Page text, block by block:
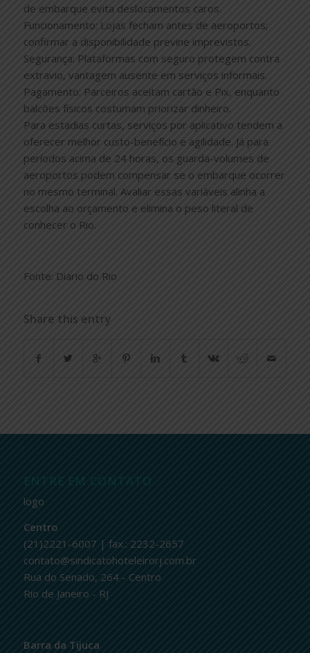
de embarque evita deslocamentos caros.
Funcionamento: Lojas fecham antes de aeroportos;
confirmar a disponibilidade previne imprevistos.
Segurança: Plataformas com seguro protegem contra
extravio, vantagem ausente em serviços informais.
Pagamento: Parceiros aceitam cartão e Pix, enquanto
balcões físicos costumam priorizar dinheiro.
Para estadias curtas, serviços por aplicativo tendem a
oferecer melhor custo-benefício e agilidade. Já para
períodos acima de 24 horas, os guarda-volumes de
aeroportos podem compensar se o embarque ocorrer
no mesmo terminal. Avaliar essas variáveis alinha a
escolha ao orçamento e elimina o peso literal de
conhecer o Rio.
Fonte: Diario do Rio
Share this entry
ENTRE EM CONTATO
logo
Centro
(21)2221-6007 | fax.: 2232-2657
contato@sindicatohoteleirorj.com.br
Rua do Senado, 264 - Centro
Rio de Janeiro - RJ
Barra da Tijuca